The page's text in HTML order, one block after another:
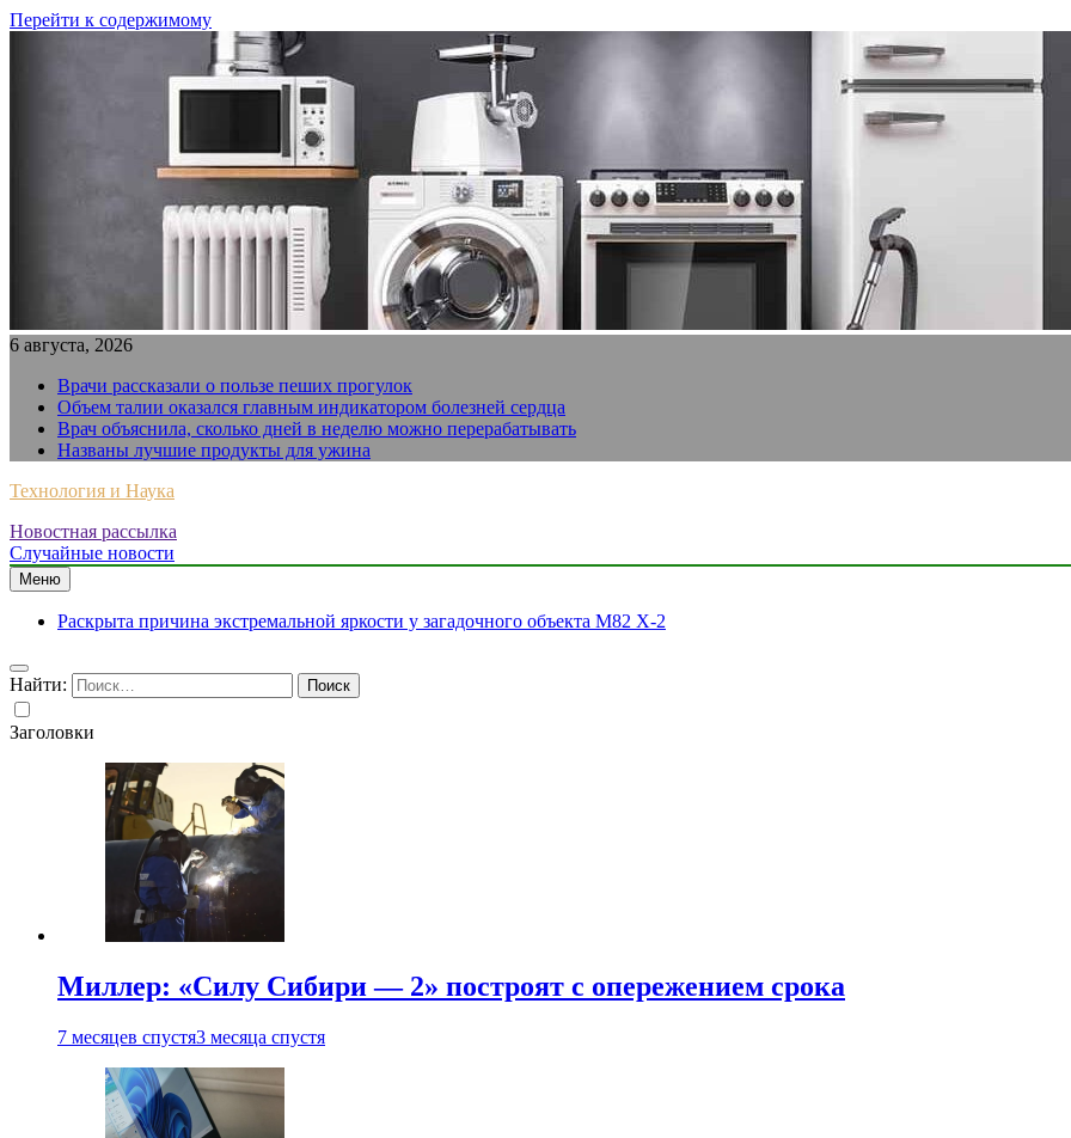
Перейти к содержимому
6 августа, 2026
Врачи рассказали о пользе пеших прогулок
Объем талии оказался главным индикатором болезней сердца
Врач объяснила, сколько дней в неделю можно перерабатывать
Названы лучшие продукты для ужина
Технология и Наука
Новостная рассылка
Случайные новости
Меню
Раскрыта причина экстремальной яркости у загадочного объекта M82 X-2
Найти:
Заголовки
Миллер: «Силу Сибири — 2» построят с опережением срока
7 месяцев спустя3 месяца спустя